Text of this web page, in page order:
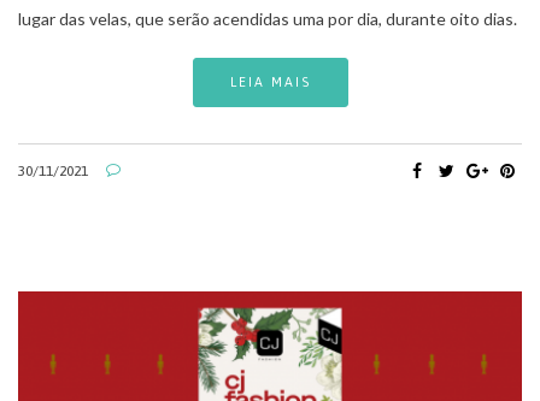
lugar das velas, que serão acendidas uma por dia, durante oito dias.
LEIA MAIS
30/11/2021